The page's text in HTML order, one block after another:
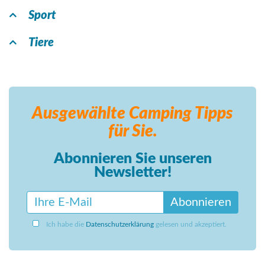
Sport
Tiere
Ausgewählte Camping Tipps
für Sie.
Abonnieren Sie unseren
Newsletter!
Abonnieren
Ich habe die Datenschutzerklärung gelesen und akzeptiert.